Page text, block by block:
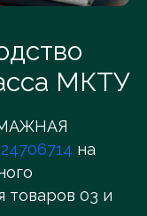
МКТУ
на
товаров 03 и